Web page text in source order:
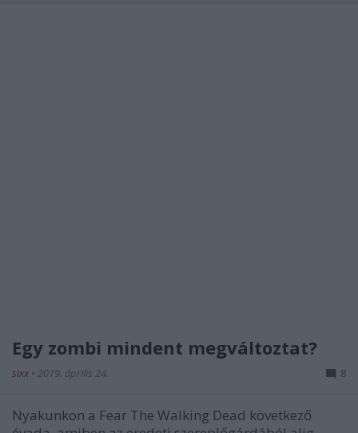
Egy zombi mindent megváltoztat?
sixx • 2019. április 24. 8
Nyakunkon a Fear The Walking Dead következő